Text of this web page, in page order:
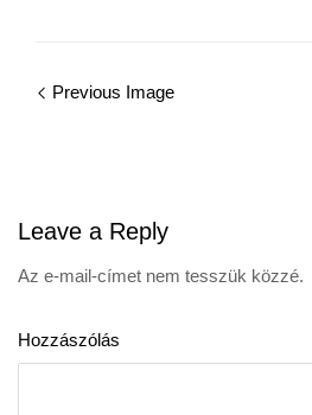
Previous Image
Leave a Reply
Az e-mail-címet nem tesszük közzé.
Hozzászólás